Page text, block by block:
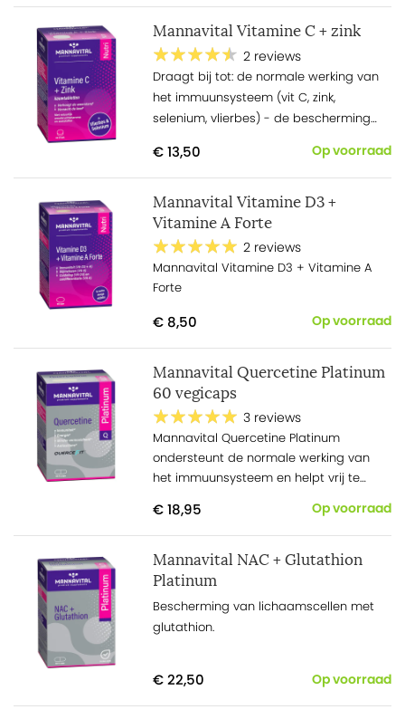
Mannavital Vitamine C + zink
2 reviews
Draagt bij tot: de normale werking van
het immuunsysteem (vit C, zink,
selenium, vlierbes) - de bescherming
zink, selenium, vlierbes) - het verzachten
van de keel en het verlichten van
prikkelhoest (vlierbes).
€ 13,50 Op voorraad
Mannavital Vitamine D3 +
Vitamine A Forte
2 reviews
Mannavital Vitamine D3 + Vitamine A
Forte
€ 8,50 Op voorraad
Mannavital Quercetine Platinum
60 vegicaps
3 reviews
Mannavital Quercetine Platinum
ondersteunt de normale werking van
het immuunsysteem en helpt vrij te
€ 18,95 Op voorraad
Mannavital NAC + Glutathion
Platinum
Bescherming van lichaamscellen met
glutathion.
€ 22,50 Op voorraad